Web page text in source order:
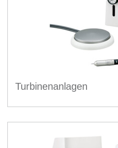
Turbinenanlagen